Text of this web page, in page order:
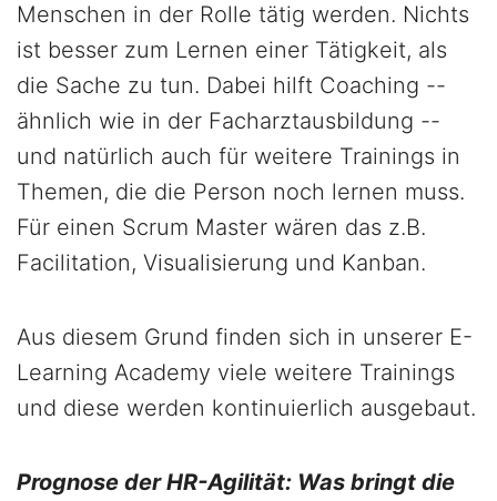
Menschen in der Rolle tätig werden. Nichts
ist besser zum Lernen einer Tätigkeit, als
die Sache zu tun. Dabei hilft Coaching --
ähnlich wie in der Facharztausbildung --
und natürlich auch für weitere Trainings in
Themen, die die Person noch lernen muss.
Für einen Scrum Master wären das z.B.
Facilitation, Visualisierung und Kanban.
Aus diesem Grund finden sich in unserer E-
Learning Academy viele weitere Trainings
und diese werden kontinuierlich ausgebaut.
Prognose der HR-Agilität: Was bringt die